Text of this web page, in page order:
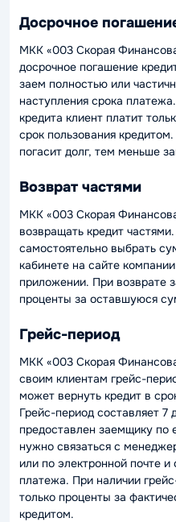
Досрочное
МКК «003 Скорая
досрочное погашение
заем полностью или
наступления срока
кредита клиент платит
срок пользования
погасит долг, тем меньше
Возврат частями
МКК «003 Скорая
возвращать кредит
самостоятельно выбрать
кабинете на сайте
приложении. При возврате
проценты за оставшуюся
Грейс-период
МКК «003 Скорая
своим клиентам грейс-
может вернуть кредит в
Грейс-период составляет
предоставлен заемщику по
нужно связаться с
или по электронной почте
платежа. При наличии
только проценты за
кредитом.